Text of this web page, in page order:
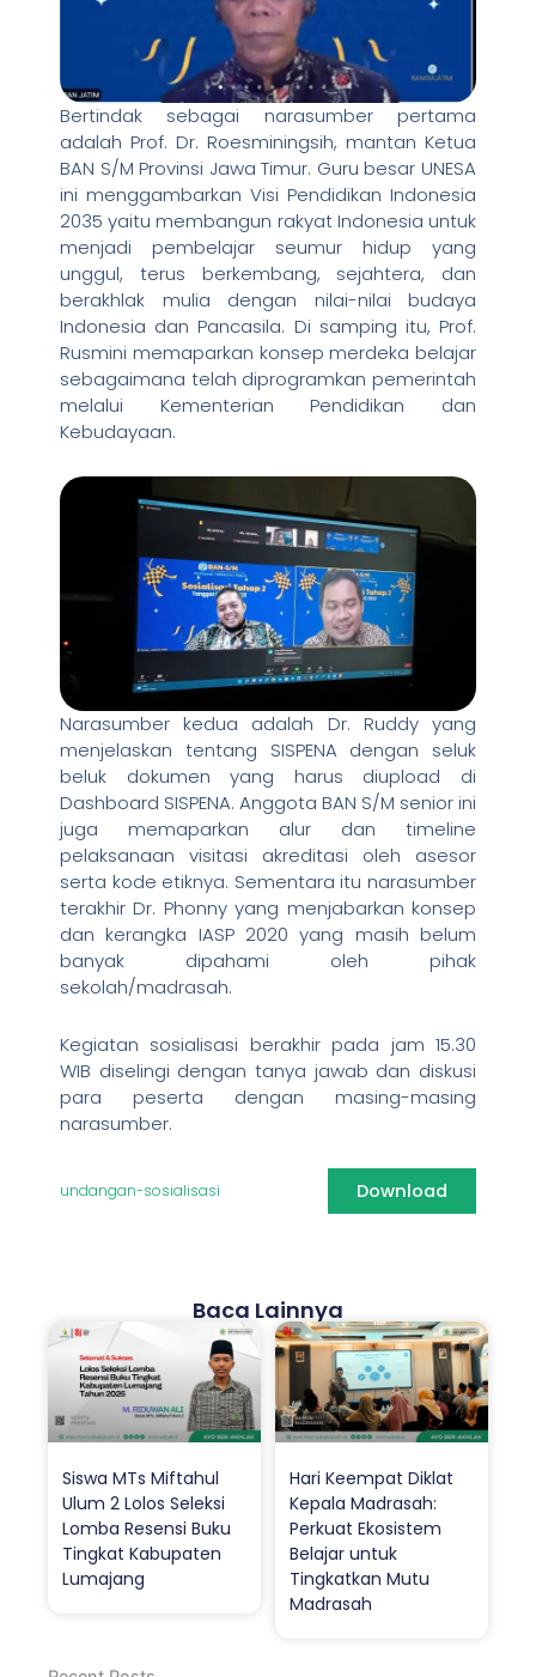
Bertindak sebagai narasumber pertama
adalah Prof. Dr. Roesminingsih, mantan Ketua
BAN S/M Provinsi Jawa Timur. Guru besar UNESA
ini menggambarkan Visi Pendidikan Indonesia
2035 yaitu membangun rakyat Indonesia untuk
menjadi pembelajar seumur hidup yang
unggul, terus berkembang, sejahtera, dan
berakhlak mulia dengan nilai-nilai budaya
Indonesia dan Pancasila. Di samping itu, Prof.
Rusmini memaparkan konsep merdeka belajar
sebagaimana telah diprogramkan pemerintah
melalui Kementerian Pendidikan dan
Kebudayaan.
Narasumber kedua adalah Dr. Ruddy yang
menjelaskan tentang SISPENA dengan seluk
beluk dokumen yang harus diupload di
Dashboard SISPENA. Anggota BAN S/M senior ini
juga memaparkan alur dan timeline
pelaksanaan visitasi akreditasi oleh asesor
serta kode etiknya. Sementara itu narasumber
terakhir Dr. Phonny yang menjabarkan konsep
dan kerangka IASP 2020 yang masih belum
banyak dipahami oleh pihak
sekolah/madrasah.
Kegiatan sosialisasi berakhir pada jam 15.30
WIB diselingi dengan tanya jawab dan diskusi
para peserta dengan masing-masing
narasumber.
undangan-sosialisasi Download
Baca Lainnya
Siswa MTs Miftahul
Ulum 2 Lolos Seleksi
Lomba Resensi Buku
Tingkat Kabupaten
Lumajang
Hari Keempat Diklat
Kepala Madrasah:
Perkuat Ekosistem
Belajar untuk
Tingkatkan Mutu
Madrasah